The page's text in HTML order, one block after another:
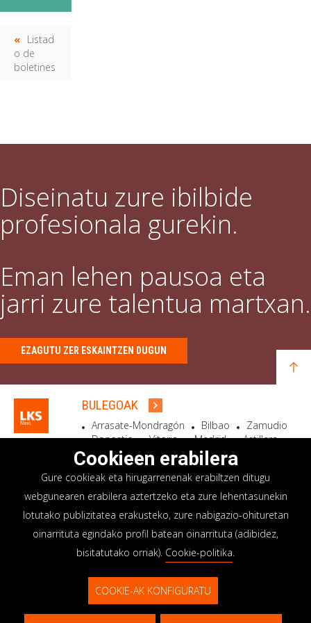
Listad
o de
boletines
Diseinatu zure ibilbide
profesionala gurekin.
Eman lehen pausoa eta
jarri zure talentua martxan.
EZAGUTU ZER ESKAINTZEN DUGUN
BULEGOAK
Arrasate-Mondragón Bilbao
Zamudio
Donostia
Vitoria Madrid
Astillero
Bidart
EGOITZA SOZIALA
Goiru, 7 Arrasate-Mondragón
CP 20500 GIPUZKOA – SPAIN
+34 900 84 14 14
info@lksnext.com
© LKS Next 2026 Lege oharra
Pribatutasun politika
Cookieen politika
Barne informazio sistema
Cookieen erabilera
Gure cookieak eta hirugarrenenak erabiltzen ditugu
webgunearen erabilera aztertzeko eta zure lehentasunekin
lotutako publizitatea erakusteko, zure nabigazio-ohituretan
oinarrituta egindako profil batean oinarrituta (adibidez,
bisitatutako orriak). Cookie-politika.
COOKIE-AK KONFIGURATU